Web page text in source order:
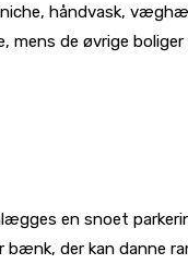
håndvask,
mens de øvrige
en snoet
der kan danne